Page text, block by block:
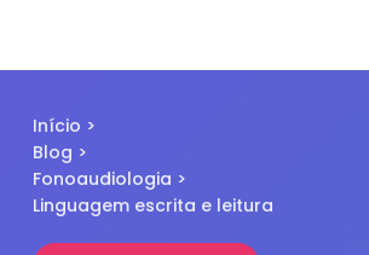
Início >
Blog >
Fonoaudiologia >
Linguagem escrita e leitura